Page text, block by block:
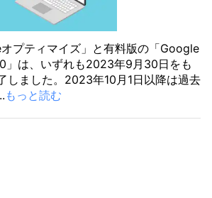
プティマイズ」と有料版の「Google
」は、いずれも2023年9月30日をも
しました。2023年10月1日以降は過去
もっと読む